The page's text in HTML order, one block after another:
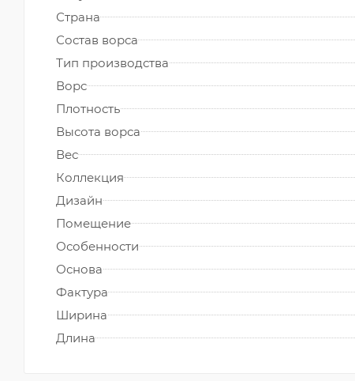
Страна
Состав ворса
Тип производства
Ворс
Плотность
Высота ворса
Вес
Коллекция
Дизайн
Помещение
Особенности
Основа
Фактура
Ширина
Длина